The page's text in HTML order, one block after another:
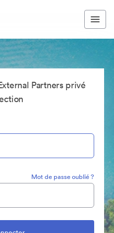
Partners privé
Mot de passe oublié ?